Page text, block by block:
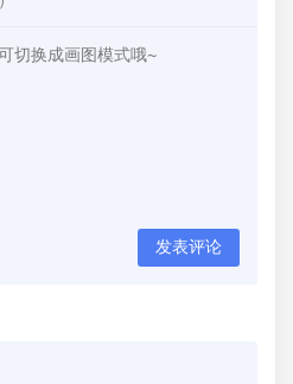
发表评论